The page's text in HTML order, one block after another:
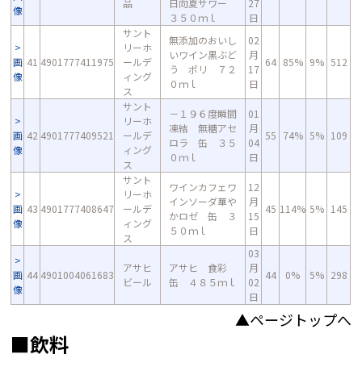
像
品
日向夏サワー
３５０ｍｌ
27
日
画
像
41 4901777411975
サント
リーホ
ールデ
ィング
ス
無添加のおいし
いワイン黒ぶど
う ポリ ７２
０ｍｌ
02
月
17
日
64 85% 9% 512
画
像
42 4901777409521
サント
リーホ
ールデ
ィング
ス
－１９６度瞬間
凍結 無糖アセ
ロラ 缶 ３５
０ｍｌ
01
月
04
日
55 74% 5% 109
画
像
43 4901777408647
サント
リーホ
ールデ
ィング
ス
ワインカフェワ
インソーダ華や
かロゼ 缶 ３
５０ｍｌ
12
月
15
日
45 114% 5% 145
画
像
44 4901004061683
アサヒ
ビール
アサヒ 食彩
缶 ４８５ｍｌ
03
月
02
日
44 0% 5% 298
▲ページトップへ
■飲料